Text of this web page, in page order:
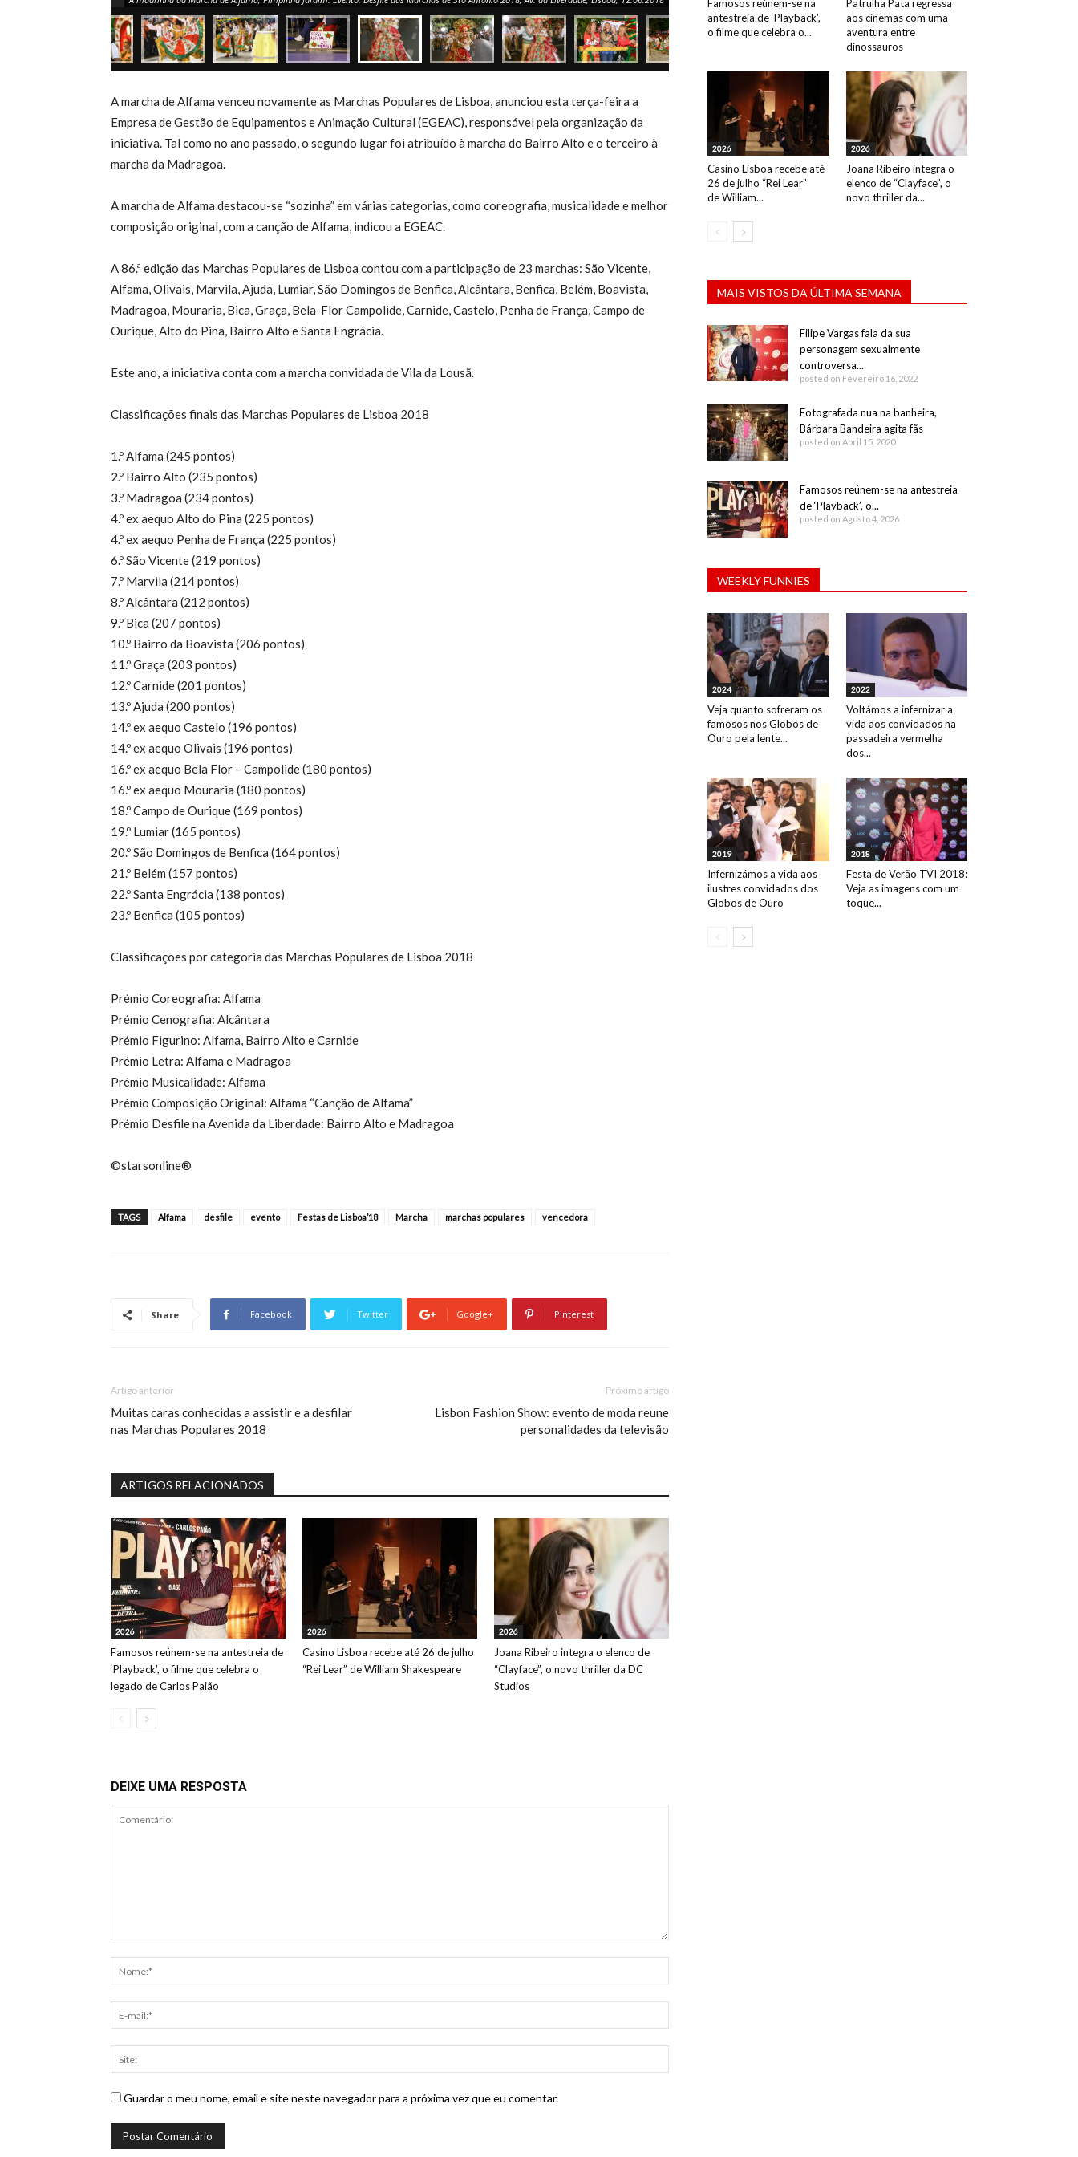
A marcha de Alfama venceu novamente as Marchas Populares de Lisboa, anunciou esta terça-feira a
Empresa de Gestão de Equipamentos e Animação Cultural (EGEAC), responsável pela organização da
iniciativa. Tal como no ano passado, o segundo lugar foi atribuído à marcha do Bairro Alto e o terceiro à
marcha da Madragoa.
A marcha de Alfama destacou-se “sozinha” em várias categorias, como coreografia, musicalidade e melhor
composição original, com a canção de Alfama, indicou a EGEAC.
A 86.ª edição das Marchas Populares de Lisboa contou com a participação de 23 marchas: São Vicente,
Alfama, Olivais, Marvila, Ajuda, Lumiar, São Domingos de Benfica, Alcântara, Benfica, Belém, Boavista,
Madragoa, Mouraria, Bica, Graça, Bela-Flor Campolide, Carnide, Castelo, Penha de França, Campo de
Ourique, Alto do Pina, Bairro Alto e Santa Engrácia.
Este ano, a iniciativa conta com a marcha convidada de Vila da Lousã.
Classificações finais das Marchas Populares de Lisboa 2018
1.º Alfama (245 pontos)
2.º Bairro Alto (235 pontos)
3.º Madragoa (234 pontos)
4.º ex aequo Alto do Pina (225 pontos)
4.º ex aequo Penha de França (225 pontos)
6.º São Vicente (219 pontos)
7.º Marvila (214 pontos)
8.º Alcântara (212 pontos)
9.º Bica (207 pontos)
10.º Bairro da Boavista (206 pontos)
11.º Graça (203 pontos)
12.º Carnide (201 pontos)
13.º Ajuda (200 pontos)
14.º ex aequo Castelo (196 pontos)
14.º ex aequo Olivais (196 pontos)
16.º ex aequo Bela Flor – Campolide (180 pontos)
16.º ex aequo Mouraria (180 pontos)
18.º Campo de Ourique (169 pontos)
19.º Lumiar (165 pontos)
20.º São Domingos de Benfica (164 pontos)
21.º Belém (157 pontos)
22.º Santa Engrácia (138 pontos)
23.º Benfica (105 pontos)
Classificações por categoria das Marchas Populares de Lisboa 2018
Prémio Coreografia: Alfama
Prémio Cenografia: Alcântara
Prémio Figurino: Alfama, Bairro Alto e Carnide
Prémio Letra: Alfama e Madragoa
Prémio Musicalidade: Alfama
Prémio Composição Original: Alfama “Canção de Alfama”
Prémio Desfile na Avenida da Liberdade: Bairro Alto e Madragoa
©starsonline®
TAGS Alfama desfile evento Festas de Lisboa’18 Marcha marchas populares vencedora
Share Facebook Twitter Google+ Pinterest
Artigo anterior
Muitas caras conhecidas a assistir e a desfilar
nas Marchas Populares 2018
Próximo artigo
Lisbon Fashion Show: evento de moda reune
personalidades da televisão
ARTIGOS RELACIONADOS
2026
Famosos reúnem-se na antestreia de
‘Playback’, o filme que celebra o
legado de Carlos Paião
2026
Casino Lisboa recebe até 26 de julho
“Rei Lear” de William Shakespeare
2026
Joana Ribeiro integra o elenco de
“Clayface”, o novo thriller da DC
Studios
DEIXE UMA RESPOSTA
Guardar o meu nome, email e site neste navegador para a próxima vez que eu comentar.
Famosos reúnem-se na
antestreia de ‘Playback’,
o filme que celebra o...
Patrulha Pata regressa
aos cinemas com uma
aventura entre
dinossauros
2026
Casino Lisboa recebe até
26 de julho “Rei Lear”
de William...
2026
Joana Ribeiro integra o
elenco de “Clayface”, o
novo thriller da...
MAIS VISTOS DA ÚLTIMA SEMANA
Filipe Vargas fala da sua
personagem sexualmente
controversa...
posted on Fevereiro 16, 2022
Fotografada nua na banheira,
Bárbara Bandeira agita fãs
posted on Abril 15, 2020
Famosos reúnem-se na antestreia
de ‘Playback’, o...
posted on Agosto 4, 2026
WEEKLY FUNNIES
2024
Veja quanto sofreram os
famosos nos Globos de
Ouro pela lente...
2022
Voltámos a infernizar a
vida aos convidados na
passadeira vermelha
dos...
2019
Infernizámos a vida aos
ilustres convidados dos
Globos de Ouro
2018
Festa de Verão TVI 2018:
Veja as imagens com um
toque...